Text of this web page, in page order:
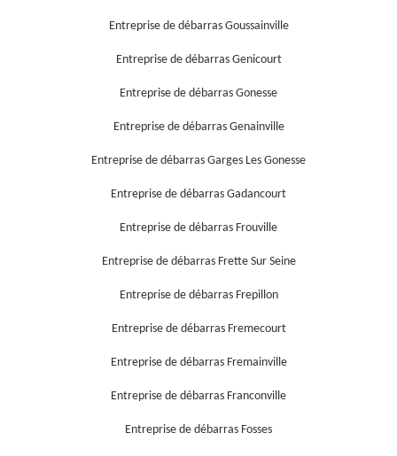
Entreprise de débarras Goussainville
Entreprise de débarras Genicourt
Entreprise de débarras Gonesse
Entreprise de débarras Genainville
Entreprise de débarras Garges Les Gonesse
Entreprise de débarras Gadancourt
Entreprise de débarras Frouville
Entreprise de débarras Frette Sur Seine
Entreprise de débarras Frepillon
Entreprise de débarras Fremecourt
Entreprise de débarras Fremainville
Entreprise de débarras Franconville
Entreprise de débarras Fosses